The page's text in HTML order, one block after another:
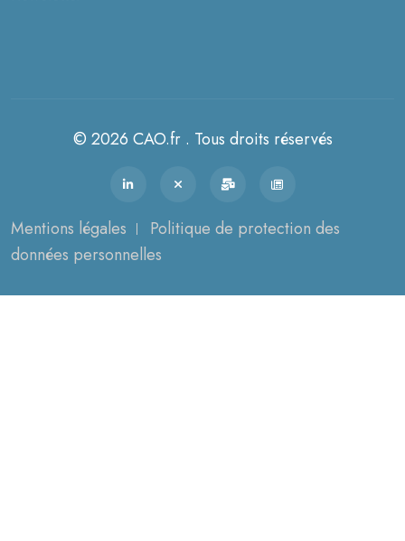
© 2026 CAO.fr . Tous droits réservés
Mentions légales
Politique de protection des
données personnelles